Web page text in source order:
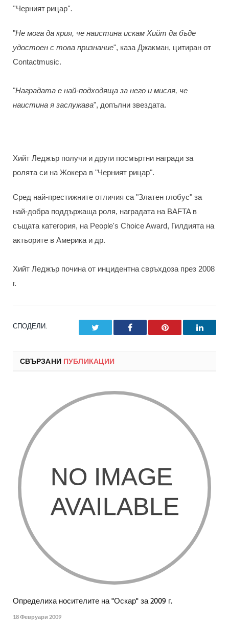
"Черният рицар".
"Не мога да крия, че наистина искам Хийт да бъде
удостоен с това признание", каза Джакман, цитиран от
Contactmusic.
"Наградата е най-подходяща за него и мисля, че
наистина я заслужава", допълни звездата.
Хийт Леджър получи и други посмъртни награди за
ролята си на Жокера в "Черният рицар".
Сред най-престижните отличия са "Златен глобус" за
най-добра поддържаща роля, наградата на BAFTA в
същата категория, на People's Choice Award, Гилдията на
актьорите в Америка и др.
Хийт Леджър почина от инцидентна свръхдоза през 2008
г.
СПОДЕЛИ. Facebook Pinterest
СВЪРЗАНИ ПУБЛИКАЦИИ
Определиха носителите на "Оскар" за 2009 г.
18 Февруари 2009